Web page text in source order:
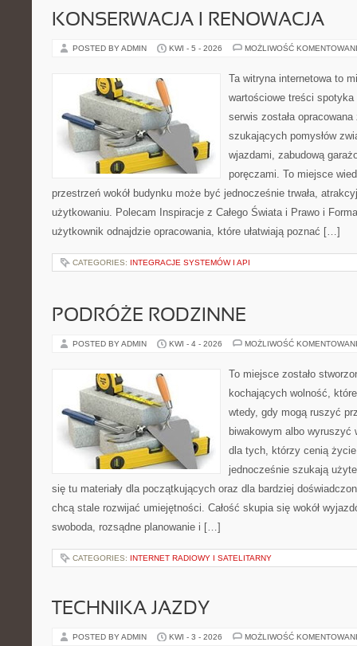
KONSERWACJA I RENOWACJA
POSTED BY ADMIN KWI - 5 - 2026 MOŻLIWOŚĆ
Ta witryna internetowa to
wartościowe treści
serwis została
szukających pomysłów
wjazdami, zabudową
poręczami. To miejsce
przestrzeń wokół budynku może być jednocześnie trwała,
użytkowaniu. Polecam Inspiracje z Całego Świata i Prawo i
użytkownik odnajdzie opracowania, które ułatwiają poznać […]
CATEGORIES: INTEGRACJE SYSTEMÓW I API
PODRÓŻE RODZINNE
POSTED BY ADMIN KWI - 4 - 2026 MOŻLIWOŚĆ
To miejsce zostało
kochających wolność,
wtedy, gdy mogą ruszyć
biwakowym albo wyruszyć
dla tych, którzy cenią
jednocześnie szukają
się tu materiały dla początkujących oraz dla bardziej
chcą stale rozwijać umiejętności. Całość skupia się wokół
swoboda, rozsądne planowanie i […]
CATEGORIES: INTERNET RADIOWY I SATELITARNY
TECHNIKA JAZDY
POSTED BY ADMIN KWI - 3 - 2026 MOŻLIWOŚĆ